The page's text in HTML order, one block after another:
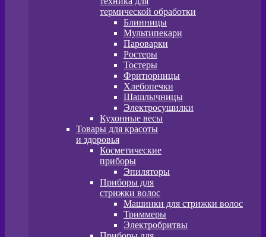
термической обработки
Блинницы
Мультипекари
Пароварки
Ростеры
Тостеры
Фритюрницы
Хлебопечки
Шашлычницы
Электросушилки
Кухонные весы
Товары для красоты
и здоровья
Косметические
приборы
Эпиляторы
Приборы для
стрижки волос
Машинки для стрижки волос
Триммеры
Электробритвы